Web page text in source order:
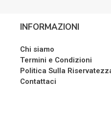
INFORMAZIONI
Chi siamo
Termini e Condizioni
Politica Sulla
Contattaci